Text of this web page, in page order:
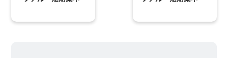
ログラム 2024年1
デザイン発表会 開
催（応援参加募集）
ログラム コミット
（2023年9～12月
期）開催